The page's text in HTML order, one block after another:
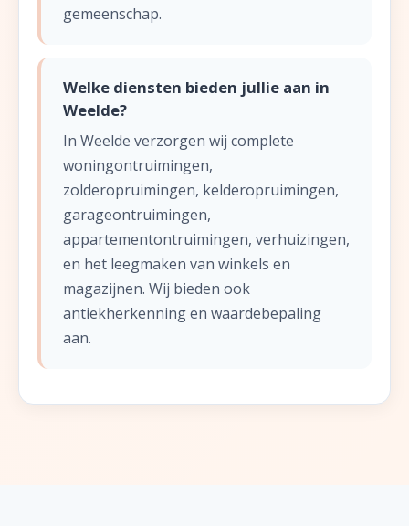
gemeenschap.
Welke diensten bieden jullie aan in
Weelde?
In Weelde verzorgen wij complete
woningontruimingen,
zolderopruimingen, kelderopruimingen,
garageontruimingen,
appartementontruimingen, verhuizingen,
en het leegmaken van winkels en
magazijnen. Wij bieden ook
antiekherkenning en waardebepaling
aan.